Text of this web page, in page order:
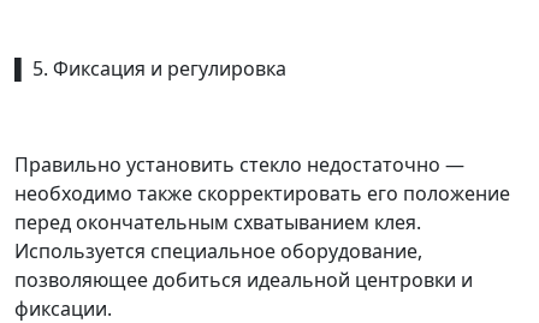
▌ 5. Фиксация и регулировка
Правильно установить стекло недостаточно —
необходимо также скорректировать его положение
перед окончательным схватыванием клея.
Используется специальное оборудование,
позволяющее добиться идеальной центровки и
фиксации.